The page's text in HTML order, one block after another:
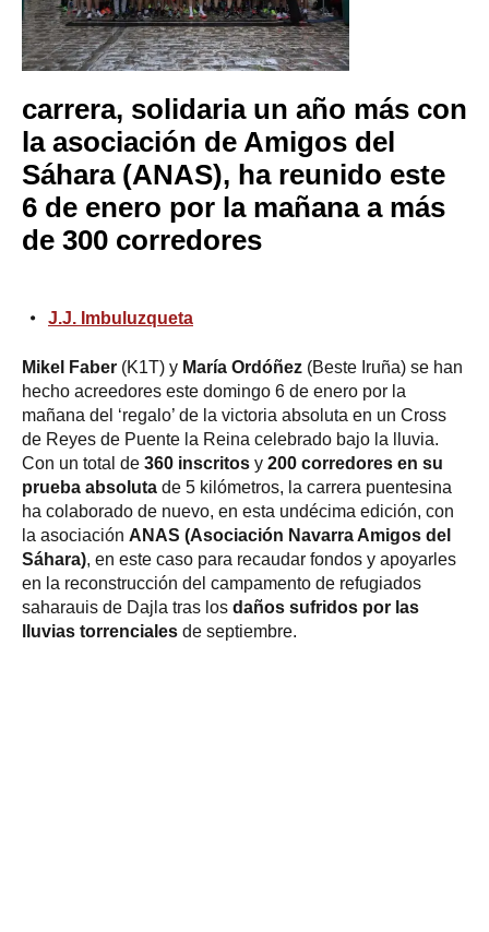
carrera, solidaria un año más con
la asociación de Amigos del
Sáhara (ANAS), ha reunido este
6 de enero por la mañana a más
de 300 corredores
J.J. Imbuluzqueta
Mikel Faber (K1T) y María Ordóñez (Beste Iruña) se han
hecho acreedores este domingo 6 de enero por la
mañana del ‘regalo’ de la victoria absoluta en un Cross
de Reyes de Puente la Reina celebrado bajo la lluvia.
Con un total de 360 inscritos y 200 corredores en su
prueba absoluta de 5 kilómetros, la carrera puentesina
ha colaborado de nuevo, en esta undécima edición, con
la asociación ANAS (Asociación Navarra Amigos del
Sáhara), en este caso para recaudar fondos y apoyarles
en la reconstrucción del campamento de refugiados
saharauis de Dajla tras los daños sufridos por las
lluvias torrenciales de septiembre.